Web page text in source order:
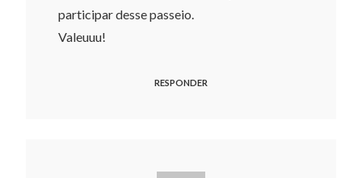
participar desse passeio.
Valeuuu!
RESPONDER